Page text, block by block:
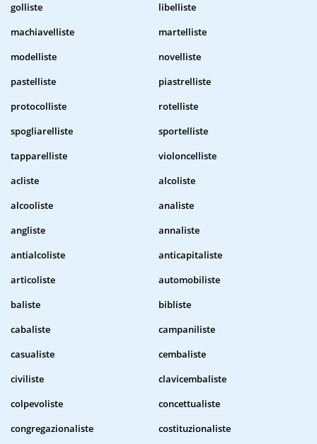
golliste
libelliste
machiavelliste
martelliste
modelliste
novelliste
pastelliste
piastrelliste
protocolliste
rotelliste
spogliarelliste
sportelliste
tapparelliste
violoncelliste
acliste
alcoliste
alcooliste
analiste
angliste
annaliste
antialcoliste
anticapitaliste
articoliste
automobiliste
baliste
bibliste
cabaliste
campaniliste
casualiste
cembaliste
civiliste
clavicembaliste
colpevoliste
concettualiste
congregazionaliste
costituzionaliste